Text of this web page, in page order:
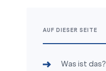
AUF DIESER SEITE
Was ist das?